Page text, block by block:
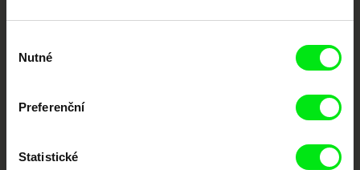
souhlasu
Nutné
Preferenční
Statistické
DOK Leipzig